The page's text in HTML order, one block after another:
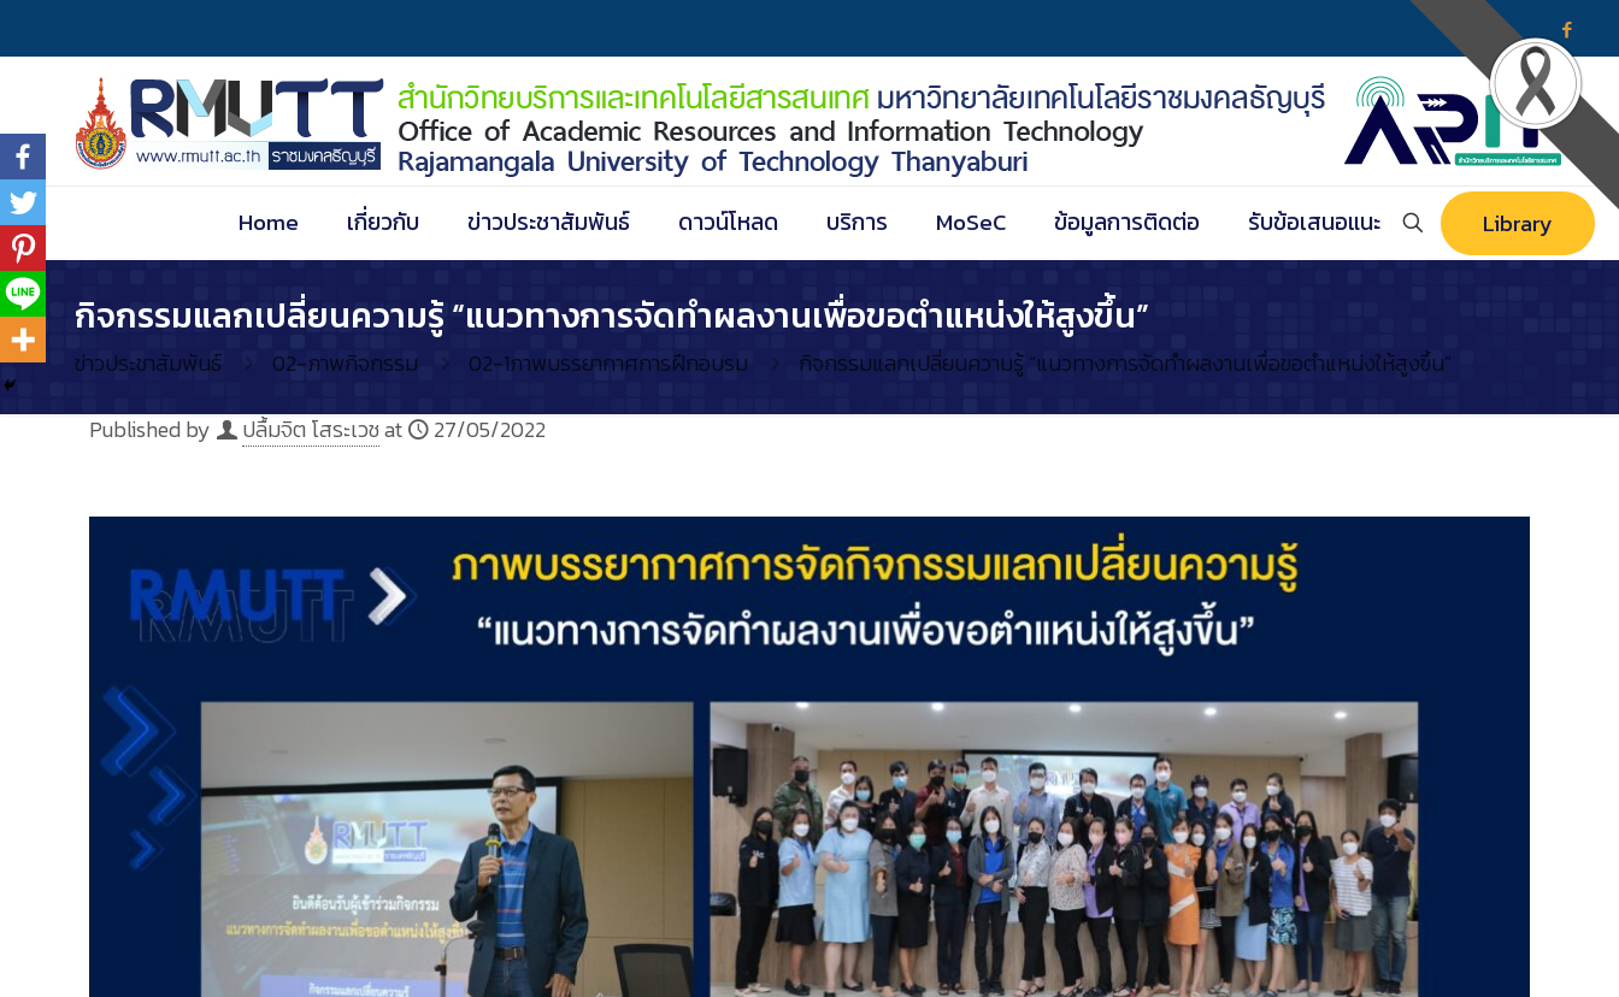
Home เกี่ยวกับ ข่าวประชาสัมพันธ์ ดาวน์โหลด บริการ MoSeC ข้อมูลการติดต่อ รับข้อเสนอแนะ Library
กิจกรรมแลกเปลี่ยนความรู้ “แนวทางการจัดทำผลงานเพื่อขอตำแหน่งให้สูงขึ้น”
ข่าวประชาสัมพันธ์ 02-ภาพกิจกรรม 02-1ภาพบรรยากาศการฝึกอบรม กิจกรรมแลกเปลี่ยนความรู้ “แนวทางการจัดทำผลงานเพื่อขอตำแหน่งให้สูงขึ้น”
Published by ปลื้มจิต โสระเวชat 27/05/2022